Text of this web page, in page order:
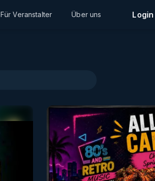
Für Veranstalter Über uns Login